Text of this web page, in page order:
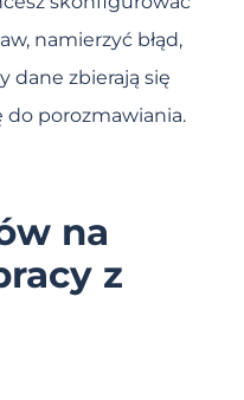
namierzyć błąd,
dane zbierają się
do porozmawiania.
na
z